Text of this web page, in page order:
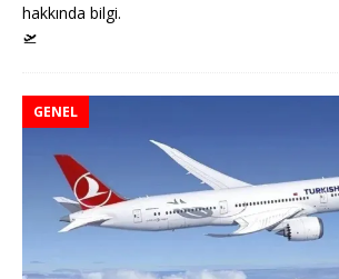
hakkında bilgi.
🛫
GENEL